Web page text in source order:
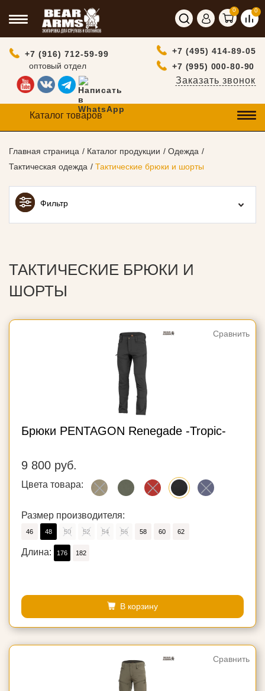
0 0
+7 (916) 712-59-99
оптовый отдел
+7 (495) 414-89-05
+7 (995) 000-80-90
Заказать звонок
Каталог товаров
Главная страница Каталог продукции
Одежда
Тактическая одежда
Тактические брюки и шорты
Фильтр
ТАКТИЧЕСКИЕ БРЮКИ И
ШОРТЫ
Сравнить
Брюки PENTAGON Renegade -Tropic-
9 800 руб.
Цвета товара:
Размер производителя:
46 48 50 52 54 56 58 60 62
Длина: 176 182
В корзину
Сравнить